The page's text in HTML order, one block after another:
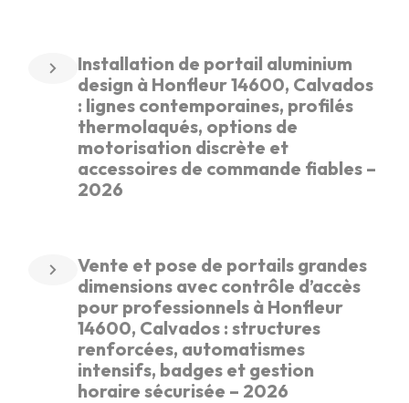
Installation de portail aluminium
design à Honfleur 14600, Calvados
: lignes contemporaines, profilés
thermolaqués, options de
motorisation discrète et
accessoires de commande fiables –
2026
Vente et pose de portails grandes
dimensions avec contrôle d’accès
pour professionnels à Honfleur
14600, Calvados : structures
renforcées, automatismes
intensifs, badges et gestion
horaire sécurisée – 2026